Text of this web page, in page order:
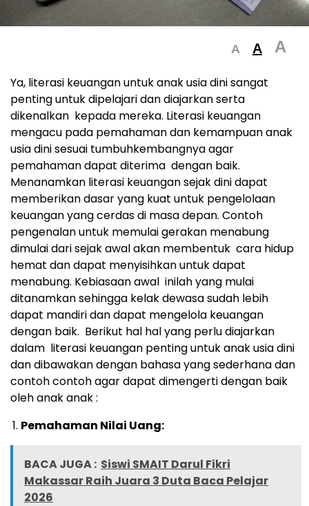
A A A
Ya, literasi keuangan untuk anak usia dini sangat
penting untuk dipelajari dan diajarkan serta
dikenalkan kepada mereka. Literasi keuangan
mengacu pada pemahaman dan kemampuan anak
usia dini sesuai tumbuhkembangnya agar
pemahaman dapat diterima dengan baik.
Menanamkan literasi keuangan sejak dini dapat
memberikan dasar yang kuat untuk pengelolaan
keuangan yang cerdas di masa depan. Contoh
pengenalan untuk memulai gerakan menabung
dimulai dari sejak awal akan membentuk cara hidup
hemat dan dapat menyisihkan untuk dapat
menabung. Kebiasaan awal inilah yang mulai
ditanamkan sehingga kelak dewasa sudah lebih
dapat mandiri dan dapat mengelola keuangan
dengan baik. Berikut hal hal yang perlu diajarkan
dalam literasi keuangan penting untuk anak usia dini
dan dibawakan dengan bahasa yang sederhana dan
contoh contoh agar dapat dimengerti dengan baik
oleh anak anak :
Pemahaman Nilai Uang:
BACA JUGA : Siswi SMAIT Darul Fikri
Makassar Raih Juara 3 Duta Baca Pelajar
2026